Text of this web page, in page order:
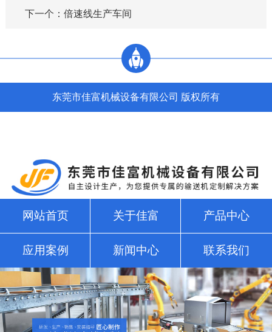
下一个：倍速线生产车间
东莞市佳富机械设备有限公司 版权所有
网站首页 关于佳富 产品中心
应用案例 新闻中心 联系我们